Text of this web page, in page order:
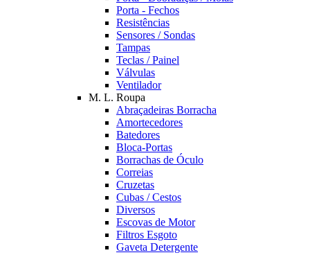
Porta - Fechos
Resistências
Sensores / Sondas
Tampas
Teclas / Painel
Válvulas
Ventilador
M. L. Roupa
Abraçadeiras Borracha
Amortecedores
Batedores
Bloca-Portas
Borrachas de Óculo
Correias
Cruzetas
Cubas / Cestos
Diversos
Escovas de Motor
Filtros Esgoto
Gaveta Detergente